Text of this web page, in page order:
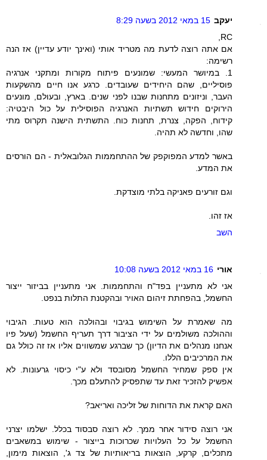
יעקב 15 במאי 2012 בשעה 8:29
RC,
אם אתה רוצה לדעת מה מטריד אותי (ואינך יודע עדיין) אז הנה
רשימה:
1. במיושר המעשי: שמונעים פיתוח מקורות ומתקני אנרגיה
פוסיליים, שהם היחידים שעובדים. כרגע אנו חיים מהשקעות
העבר, וניזונים מתחנות שבנו לפני שנים. בארץ, ובעולם, מונעים
הירוקים חידוש תשתיות האנרגיה הפוסילית על כול היבטיה:
קידוח, הפקה, צנרת, תחנות כוח. התשתית הישנה תקרוס מתי
שהו, וחדשה לא תהיה.
באשר למדע המפוקפק של ההתחממות הגלובאלית - הם הורסים
את המדע.
וגם זורעים פאניקה בלתי מוצדקת.
אז זהו.
השב
אורי 16 במאי 2012 בשעה 10:08
אני לא מתעניין בפד"ח והתחממות. אני מתעניין בביזור ייצור
החשמל, בהפחתת זיהום האויר ובהקטנת התלות בנפט.
מה שאמרת על השימוש בגיבוי ובהולכה הוא טעות. הגיבוי
וההולכה משולמים על ידי הציבור דרך תעריף החשמל (שעל פיו
אנחנו מנהלים את הדיון) כך שברגע שמשווים אליו אז זה כולל גם
את המרכיבים הללו.
אין ספק שמחיר החשמל מסובסד ולא ע"י כיסוי גרעונות. לא
אפשיק להזכיר זאת עד שתפסיק להתעלם מכך.
האם קראת את הדוחות של זליכה ואריאב?
אני רוצה סידור אחר ממך. לא רוצה סבסוד בכלל. ישלמו יצרני
החשמל על כל העלויות שכרוכות בייצור - שימוש במשאבים
מתכלים, קרקע, הוצאות בריאותיות של צד ג', הוצאות מימון,